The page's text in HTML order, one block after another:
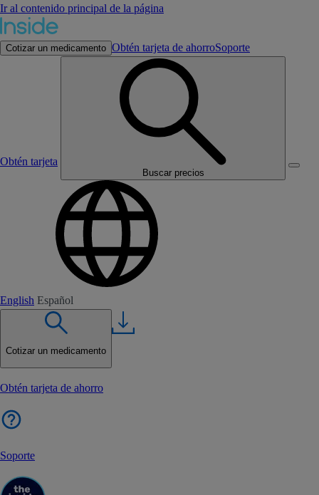
Ir al contenido principal de la página
Cotizar un medicamento Obtén tarjeta de ahorroSoporte
Obtén tarjeta
Buscar precios
English Español
Cotizar un medicamento
Obtén tarjeta de ahorro
Soporte